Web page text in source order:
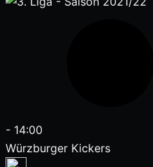
- 14:00
Würzburger Kickers